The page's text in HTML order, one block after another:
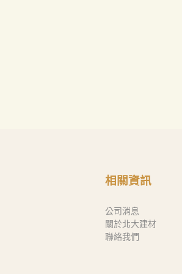
相關資訊
公司消息
關於北大建材
聯絡我們